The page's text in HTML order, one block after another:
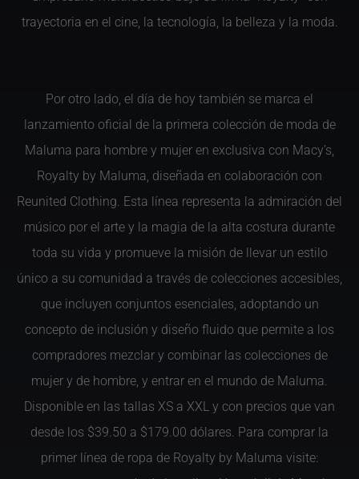
trayectoria en el cine, la tecnología, la belleza y la moda.
Por otro lado, el día de hoy también se marca el
lanzamiento oficial de la primera colección de moda de
Maluma para hombre y mujer en exclusiva con Macy’s,
Royalty by Maluma, diseñada en colaboración con
Reunited Clothing. Esta línea representa la admiración del
músico por el arte y la magia de la alta costura durante
toda su vida y promueve la misión de llevar un estilo
único a su comunidad a través de colecciones accesibles,
que incluyen conjuntos esenciales, adoptando un
concepto de inclusión y diseño fluido que permite a los
compradores mezclar y combinar las colecciones de
mujer y de hombre, y entrar en el mundo de Maluma.
Disponible en las tallas XS a XXL y con precios que van
desde los $39.50 a $179.00 dólares. Para comprar la
primer línea de ropa de Royalty by Maluma visite: